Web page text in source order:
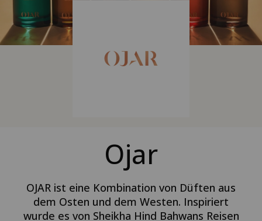
Ojar
OJAR ist eine Kombination von Düften aus
dem Osten und dem Westen. Inspiriert
wurde es von Sheikha Hind Bahwans Reisen